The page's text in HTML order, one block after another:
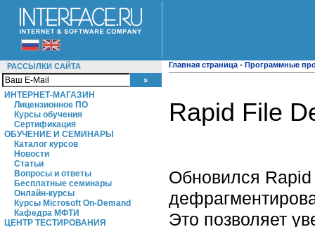
РАССЫЛКИ САЙТА
ИНТЕРНЕТ-МАГАЗИН
Лицензионное ПО
Курсы обучения
Сертификация
ОБУЧЕНИЕ И СЕМИНАРЫ
Каталог курсов
Новости
Статьи
Вопросы и ответы
Бесплатные семинары
Онлайн-курсы
Курсы Microsoft On-Demand
Кафедра МФТИ
ЦЕНТР ТЕСТИРОВАНИЯ
Главная страница - Программные
Rapid File
Обновился Rapid
Это позволяет